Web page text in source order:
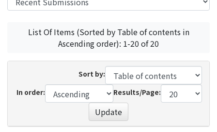
List Of Items (Sorted by Table of contents in
Ascending order): 1-20 of 20
Sort by:
In order:
Results/Page:
Update